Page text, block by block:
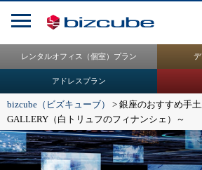
レンタルオフィス（個室）プラン
アドレスプラン
bizcube（ビズキューブ） > 銀座のおすすめ手
GALLERY（白トリュフのフィナンシェ）～